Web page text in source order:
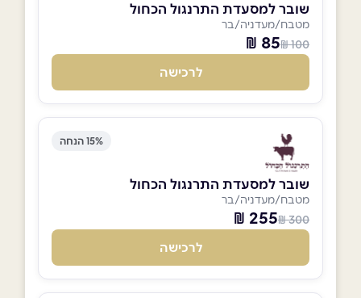
שובר למסעדת התרנגול הכחול
מטבח/מעדניה/בר
100 ₪
85 ₪
לרכישה
15% הנחה
שובר למסעדת התרנגול הכחול
מטבח/מעדניה/בר
300 ₪
255 ₪
לרכישה